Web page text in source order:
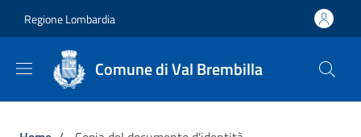
Regione Lombardia
Comune di Val Brembilla